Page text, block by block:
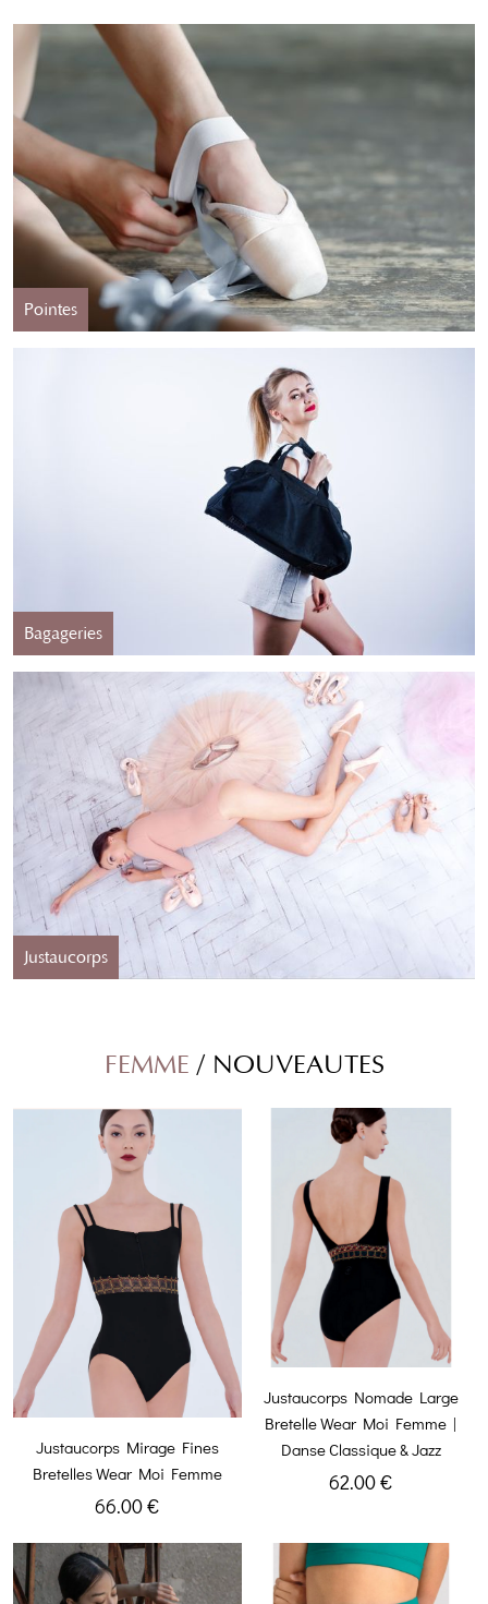
Pointes
Bagageries
Justaucorps
FEMME / NOUVEAUTES
Justaucorps Mirage Fines
Bretelles Wear Moi Femme
66.00 €
Justaucorps Nomade Large
Bretelle Wear Moi Femme |
Danse Classique & Jazz
62.00 €